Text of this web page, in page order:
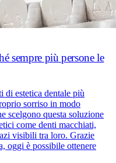
sempre più persone le
di estetica dentale più
sorriso in modo
scelgono questa soluzione
come denti macchiati,
visibili tra loro. Grazie
oggi è possibile ottenere